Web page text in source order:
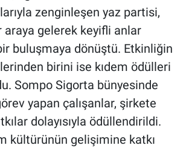
zenginleşen yaz partisi,
araya gelerek keyifli anlar
buluşmaya dönüştü. Etkinliğin
birini ise kıdem ödülleri
Sompo Sigorta bünyesinde
yapan çalışanlar, şirkete
dolayısıyla ödüllendirildi.
kültürünün gelişimine katkı